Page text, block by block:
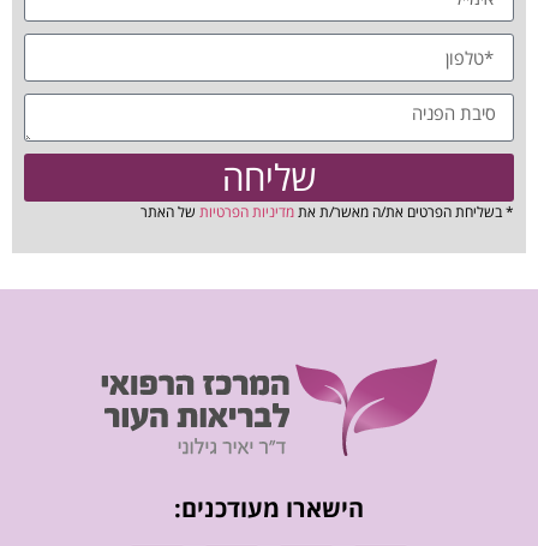
שליחה
* בשליחת הפרטים את/ה מאשר/ת אתמדיניות הפרטיות של האתר
הישארו מעודכנים: